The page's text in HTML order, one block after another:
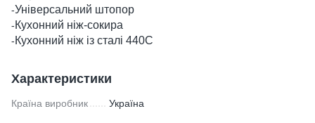
-Універсальний штопор
-Кухонний ніж-сокира
-Кухонний ніж із сталі 440С
Характеристики
Країна виробник Україна